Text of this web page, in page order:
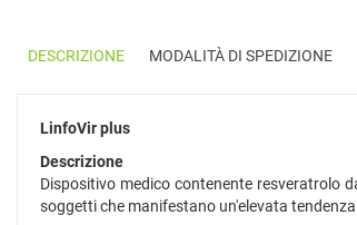
DESCRIZIONE MODALITÀ DI SPEDIZIONE
LinfoVir plus
Descrizione
Dispositivo medico contenente resveratrolo
soggetti che manifestano un'elevata